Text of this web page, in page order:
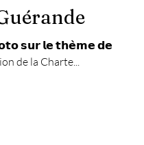
𝘀𝘂𝗿 𝗹𝗲 𝘁𝗵𝗲̀𝗺𝗲 𝗱𝗲
de la Charte...